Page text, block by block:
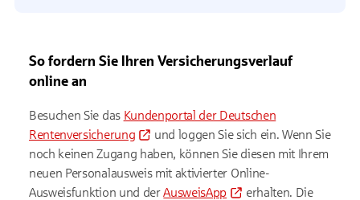
So fordern Sie Ihren Versicherungsverlauf
online an
Besuchen Sie das Kundenportal der Deutschen
Rentenversicherung
und loggen Sie sich ein. Wenn Sie
noch keinen Zugang haben, können Sie diesen mit Ihrem
neuen Personalausweis mit aktivierter Online-
Ausweisfunktion und derAusweisApp
erhalten. Die